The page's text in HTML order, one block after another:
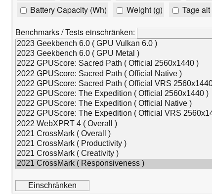
Battery Capacity (Wh)
Weight (g) Tage alt
Benchmarks / Tests einschränken: